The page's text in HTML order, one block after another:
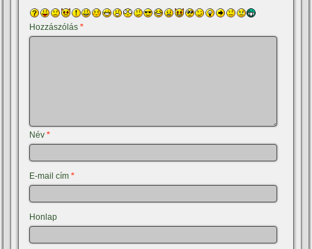
Hozzászólás*
Név*
E-mail cím*
Honlap